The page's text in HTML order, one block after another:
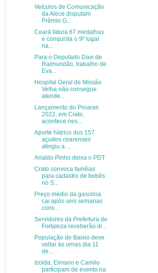
Veículos de Comunicação
da Alece disputam
Prêmio G...
Ceará fatura 67 medalhas
e conquista o 9º lugar
na...
Para o Deputado Davi de
Raimundão, trabalho de
Eva...
Hospital Geral de Missão
Velha não consegue
atende...
Lançamento do Proaras
2022, em Crato,
acontece nes...
Aporte hídrico dos 157
açudes cearenses
atingiu a ...
Arialdo Pinho deixa o PDT
Crato convoca famílias
para cadastro de bebês
no S...
Preço médio da gasolina
cai após seis semanas
cons...
Servidores da Prefeitura de
Fortaleza receberão di...
População de Baixio deve
voltar às urnas dia 11
de...
Izolda, Elmano e Camilo
participam de evento na